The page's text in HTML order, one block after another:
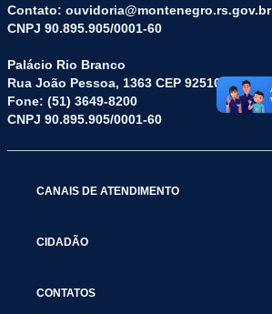
Contato: ouvidoria@montenegro.rs.gov.br
CNPJ 90.895.905/0001-60
Palácio Rio Branco
Rua João Pessoa, 1363 CEP 92510-045
Fone: (51) 3649-8200
CNPJ 90.895.905/0001-60
CANAIS DE ATENDIMENTO
CIDADÃO
CONTATOS